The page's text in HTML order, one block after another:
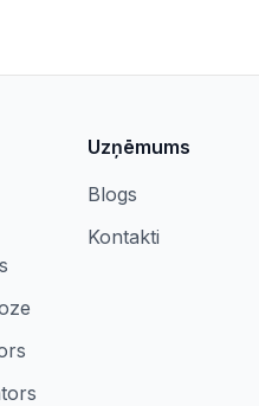
Uzņēmums
Blogs
Kontakti